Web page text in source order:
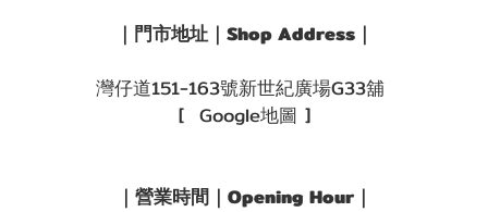
｜門市地址｜Shop Address｜
灣仔道151-163號新世紀廣場G33舖
[ Google地圖 ]
｜營業時間｜Opening Hour｜